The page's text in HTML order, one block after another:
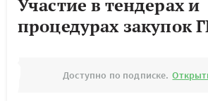
Участие в тендерах и
процедурах закупок
Доступно по подписке.